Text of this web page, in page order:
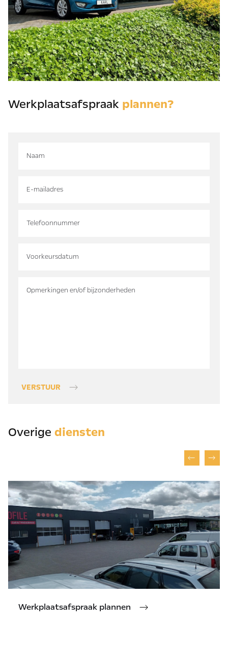
Werkplaatsafspraak plannen?
VERSTUUR
Overigediensten
Werkplaatsafspraak plannen